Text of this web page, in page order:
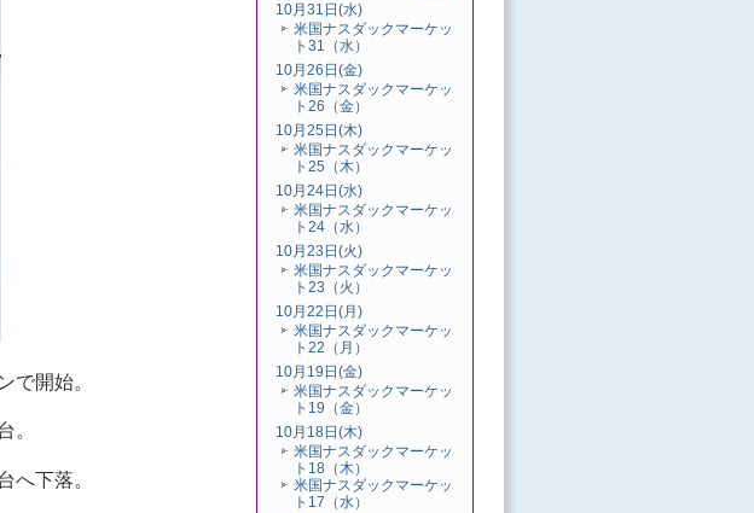
で開始。
。
へ下落。
10月31日(水)
米国ナスダックマーケッ
ト31（水）
10月26日(金)
米国ナスダックマーケッ
ト26（金）
10月25日(木)
米国ナスダックマーケッ
ト25（木）
10月24日(水)
米国ナスダックマーケッ
ト24（水）
10月23日(火)
米国ナスダックマーケッ
ト23（火）
10月22日(月)
米国ナスダックマーケッ
ト22（月）
10月19日(金)
米国ナスダックマーケッ
ト19（金）
10月18日(木)
米国ナスダックマーケッ
ト18（木）
米国ナスダックマーケッ
ト17（水）